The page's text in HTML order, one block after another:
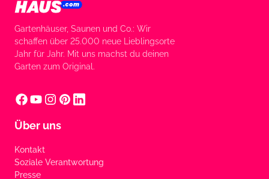
Gartenhäuser, Saunen und Co.: Wir
schaffen über 25.000 neue Lieblingsorte
Jahr für Jahr. Mit uns machst du deinen
Garten zum Original.
Über uns
Kontakt
Soziale Verantwortung
Presse